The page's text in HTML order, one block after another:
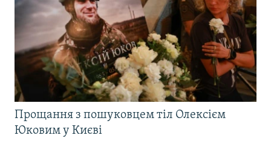
Прощання з пошуковцем тіл Олексієм
Юковим у Києві